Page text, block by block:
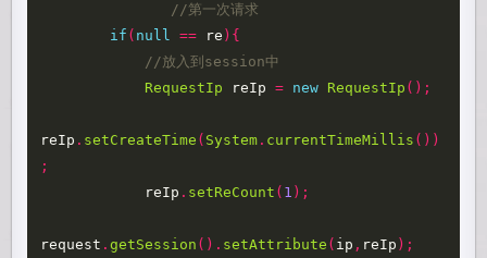
//第一次请求
if ( null == re ){
//放入到session中
RequestIp
reIp = new RequestIp ();
reIp . setCreateTime ( System . currentTimeMillis ())
;
reIp . setReCount ( 1 );
request .getSession (). setAttribute ( ip , reIp );